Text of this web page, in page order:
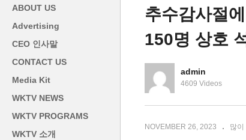
차’ 전기차 렌탈시 주의할점
ABOUT US
Advertising
CEO 인사말
CONTACT US
Media Kit
WKTV NEWS
WKTV PROGRAMS
WKTV 소개
추수감사절
150명 상호
admin
4609 Videos
NOVEMBER 26, 2023 많이